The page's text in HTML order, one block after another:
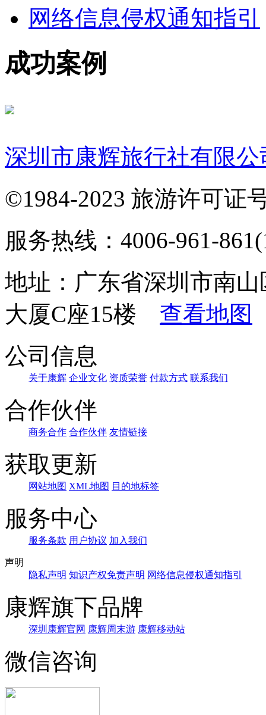
网络信息侵权通知指引
成功案例
深圳市康辉旅行社有限
©1984-2023 旅游许可证
服务热线：4006-961-
地址：广东省深圳市南
大厦C座15楼 查看地图
公司信息
关于康辉 企业文化 资质荣誉 付款方式 联系我们
合作伙伴
商务合作 合作伙伴 友情链接
获取更新
网站地图 XML地图 目的地标签
服务中心
服务条款 用户协议 加入我们
声明
隐私声明 知识产权免责声明 网络信息侵权通知指引
康辉旗下品牌
深圳康辉官网 康辉周末游 康辉移动站
微信咨询